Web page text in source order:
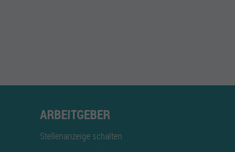
ARBEITGEBER
Stellenanzeige schalten